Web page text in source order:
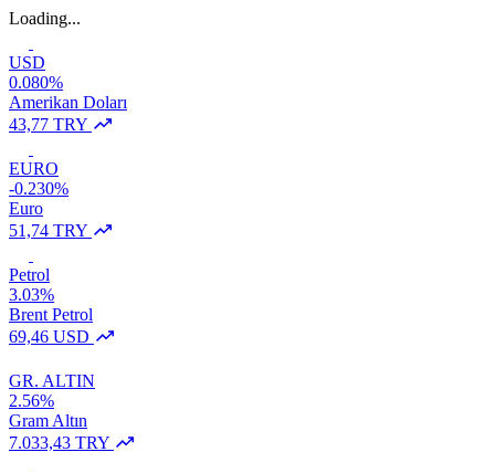
Loading...
USD
0.080%
Amerikan Doları
43,77 TRY
EURO
-0.230%
Euro
51,74 TRY
Petrol
3.03%
Brent Petrol
69,46 USD
GR. ALTIN
2.56%
Gram Altın
7.033,43 TRY